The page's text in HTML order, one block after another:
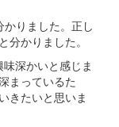
りました。正し
かりました。
深かいと感じま
まっているた
きたいと思いま